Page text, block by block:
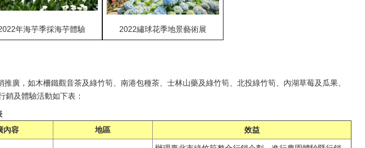
年海芋季採海芋體驗 2022繡球花季地景藝術展
廣，如木柵鐵觀音茶及綠竹筍、南港包種茶、士林山藥及綠竹筍、北投綠竹筍、內湖草莓及瓜果、
銷及體驗活動如下表：
內容 地區 效益